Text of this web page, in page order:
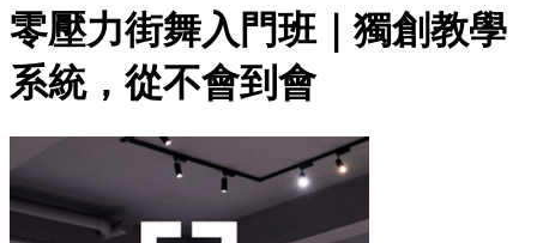
零壓力街舞入門班｜獨創教學
系統，從不會到會